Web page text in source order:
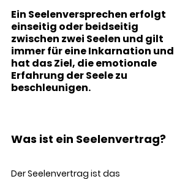
Ein Seelenversprechen erfolgt
einseitig oder beidseitig
zwischen zwei Seelen und gilt
immer für eine Inkarnation und
hat das Ziel, die emotionale
Erfahrung der Seele zu
beschleunigen.
Was ist ein Seelenvertrag?
Der Seelenvertrag ist das